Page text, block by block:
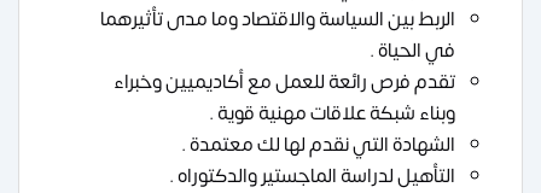
الربط بين السياسة والاقتصاد وما مدى تأثيرهما
في الحياة .
تقدم فرص رائعة للعمل مع أكاديميين وخبراء
وبناء شبكة علاقات مهنية قوية .
الشهادة التي نقدم لها لك معتمدة .
التأهيل لدراسة الماجستير والدكتوراه .